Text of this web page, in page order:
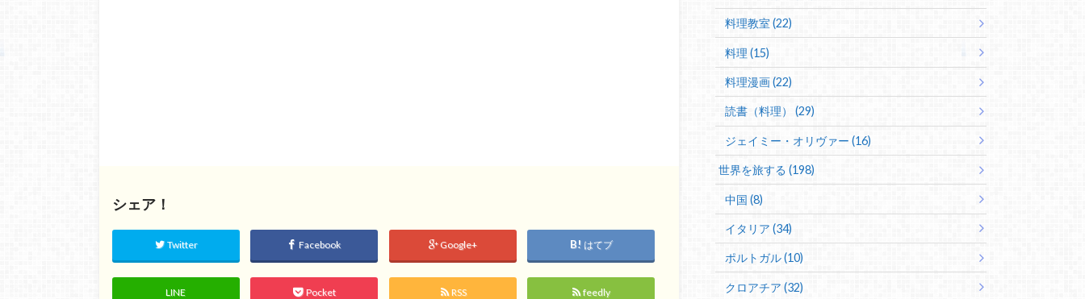
シェア！
Twitter Facebook Google+ はてブ
LINE Pocket RSS feedly
料理教室 (22)
料理 (15)
料理漫画 (22)
読書（料理） (29)
ジェイミー・オリヴァー (16)
世界を旅する (198)
中国 (8)
イタリア (34)
ポルトガル (10)
クロアチア (32)